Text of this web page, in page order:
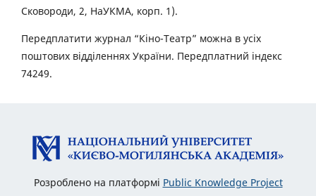
Сковороди, 2, НаУКМА, корп. 1).
Передплатити журнал “Кіно-Театр” можна в усіх
поштових відділеннях України. Передплатний індекс
74249.
Розроблено на платформі Public Knowledge Project